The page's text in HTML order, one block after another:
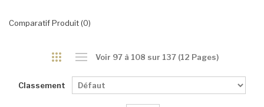
Comparatif Produit (0)
Voir 97 à 108 sur 137 (12 Pages)
Classement